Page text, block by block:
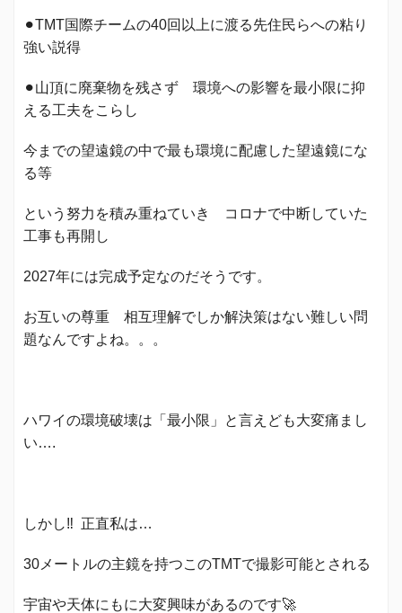
⚫︎TMT国際チームの40回以上に渡る先住民らへの粘り
強い説得
⚫︎山頂に廃棄物を残さず 環境への影響を最小限に抑
える工夫をこらし
今までの望遠鏡の中で最も環境に配慮した望遠鏡にな
る等
という努力を積み重ねていき コロナで中断していた
工事も再開し
2027年には完成予定なのだそうです。
お互いの尊重 相互理解でしか解決策はない難しい問
題なんですよね。。。
ハワイの環境破壊は「最小限」と言えども大変痛まし
い….
しかし‼️ 正直私は…
30メートルの主鏡を持つこのTMTで撮影可能とされる
宇宙や天体にもに大変興味があるのです🚀